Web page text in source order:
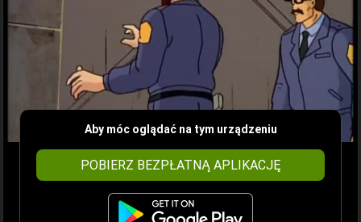
Aby móc oglądać na tym urządzeniu
POBIERZ BEZPŁATNĄ APLIKACJĘ